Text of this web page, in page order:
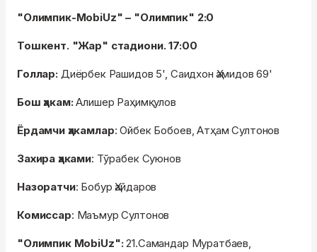
"Олимпик-MobiUz" – "Олимпик" 2:0
Тошкент. "Жар" стадиони. 17:00
Голлар: Диёрбек Рашидов 5', Саидхон Ҳамидов 69'
Бош ҳакам:Алишер Раҳимқулов
Ёрдамчи ҳакамлар: Ойбек Бобоев, Атҳам Султонов
Захира ҳаками: Тўрабек Суюнов
Назоратчи: Бобур Ҳайдаров
Комиссар: Маъмур Султонов
"Олимпик MobiUz":21.Самандар Муратбаев,